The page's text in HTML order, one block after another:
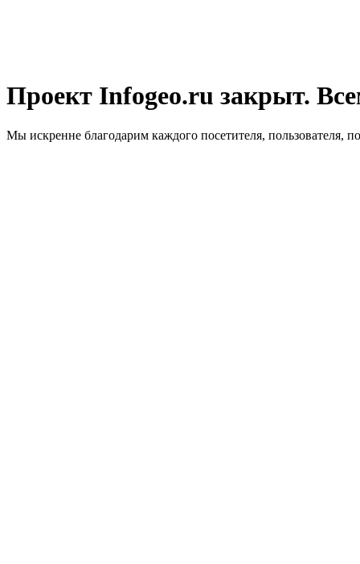
Проект Infogeo.ru закрыт.
Мы искренне благодарим каждого посетителя, пользователя,